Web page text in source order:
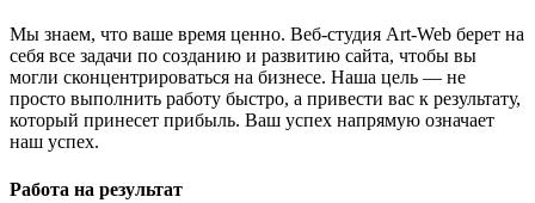
Мы знаем, что ваше время ценно. Веб-студия Art-Web берет на
себя все задачи по созданию и развитию сайта, чтобы вы
могли сконцентрироваться на бизнесе. Наша цель — не
просто выполнить работу быстро, а привести вас к результату,
который принесет прибыль. Ваш успех напрямую означает
наш успех.
Работа на результат